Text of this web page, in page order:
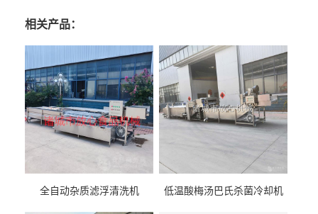
相关产品：
全自动杂质滤浮清洗机 低温酸梅汤巴氏杀菌冷却机